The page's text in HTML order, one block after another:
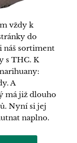
vždy k
do
náš sortiment
s THC. K
A
má již dlouho
Nyní si jej
naplno.